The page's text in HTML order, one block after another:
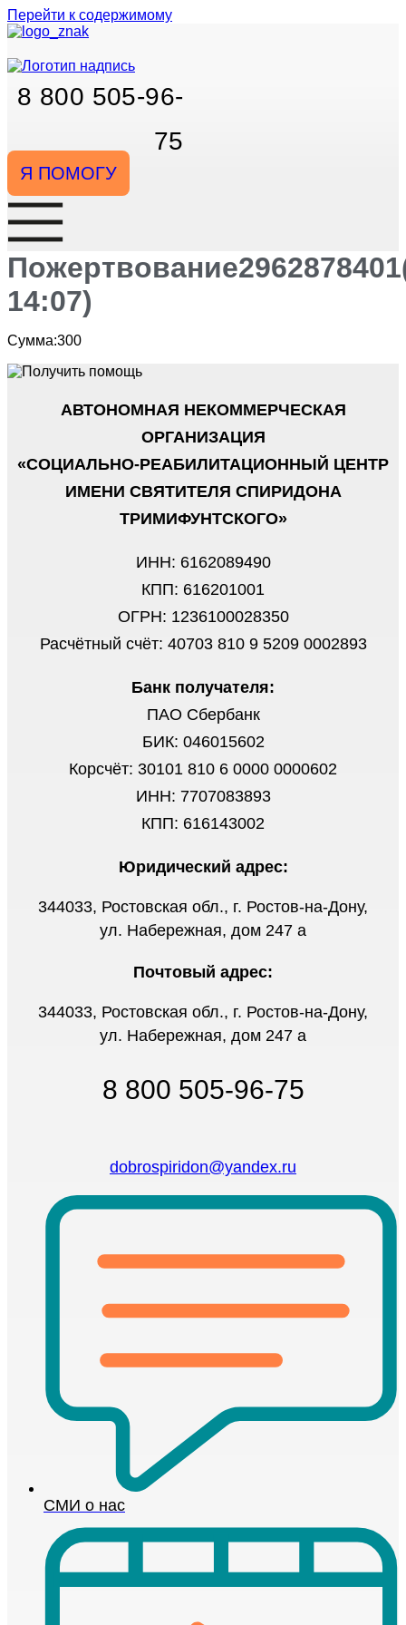
Перейти к содержимому
8 800 505-96-
75
Я ПОМОГУ
14:07)
Сумма:300
АВТОНОМНАЯ НЕКОММЕРЧЕСКАЯ
ОРГАНИЗАЦИЯ
«СОЦИАЛЬНО-РЕАБИЛИТАЦИОННЫЙ ЦЕНТР
ИМЕНИ СВЯТИТЕЛЯ СПИРИДОНА
ТРИМИФУНТСКОГО»
ИНН: 6162089490
КПП: 616201001
ОГРН: 1236100028350
Расчётный счёт: 40703 810 9 5209 0002893
Банк получателя:
ПАО Сбербанк
БИК: 046015602
Корсчёт: 30101 810 6 0000 0000602
ИНН: 7707083893
КПП: 616143002
Юридический адрес:
344033, Ростовская обл., г. Ростов-на-Дону,
ул. Набережная, дом 247 а
Почтовый адрес:
344033, Ростовская обл., г. Ростов-на-Дону,
ул. Набережная, дом 247 а
8 800 505-96-75
dobrospiridon@yandex.ru
СМИ о нас